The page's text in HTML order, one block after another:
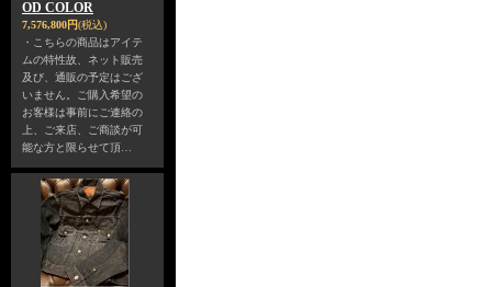
OD COLOR
7,576,800円(税込)
・こちらの商品はアイテ
ムの特性故、ネット販売
及び、通販の予定はござ
いません。ご購入希望の
お客様は事前にご連絡の
上、ご来店、ご商談が可
能な方と限らせて頂…